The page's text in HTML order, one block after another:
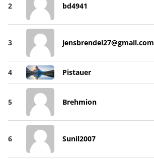
2 bd4941
3 jensbrendel27@gmail.com
4 Pistauer
5 Brehmion
6 Sunil2007